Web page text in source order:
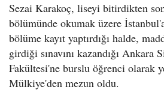
Sezai Karakoç, liseyi bitirdikten
bölümünde okumak üzere
bölüme kayıt yaptırdığı halde,
girdiği sınavını kazandığı Ankara
Fakültesi'ne burslu öğrenci olarak
Mülkiye'den mezun oldu.